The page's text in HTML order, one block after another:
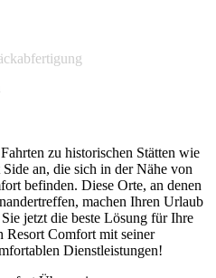
zu historischen Stätten wie
an, die sich in der Nähe von
befinden. Diese Orte, an denen
machen Ihren Urlaub
jetzt die beste Lösung für Ihre
Resort Comfort mit seiner
Dienstleistungen!